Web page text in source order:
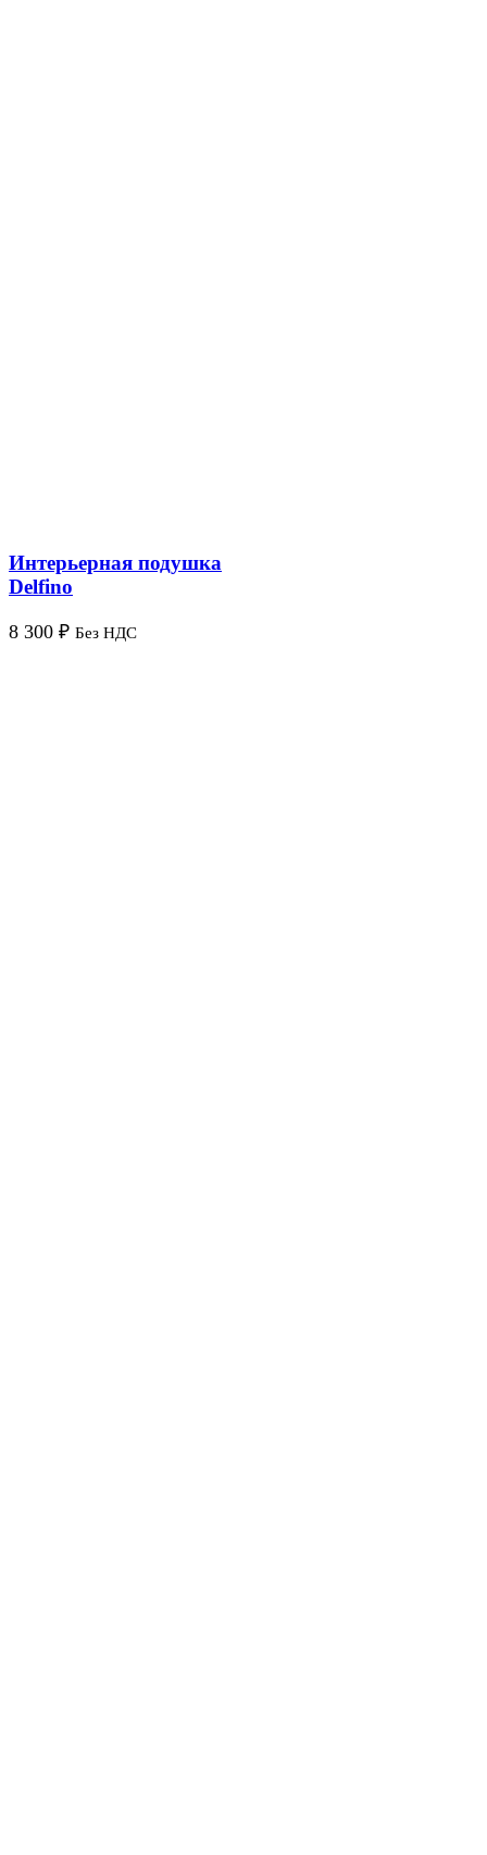
Интерьерная подушка
Delfino
8 300 ₽ Без НДС